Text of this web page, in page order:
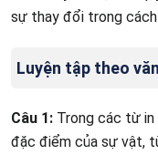
sự thay đổi trong cách
Luyện tập theo
Câu 1: Trong các từ
đặc điểm của sự vật,